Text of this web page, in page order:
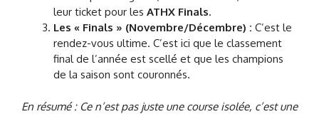
leur ticket pour les ATHX Finals.
Les « Finals » (Novembre/Décembre) : C’est le
rendez-vous ultime. C’est ici que le classement
final de l’année est scellé et que les champions
de la saison sont couronnés.
En résumé : Ce n’est pas juste une course isolée, c’est une